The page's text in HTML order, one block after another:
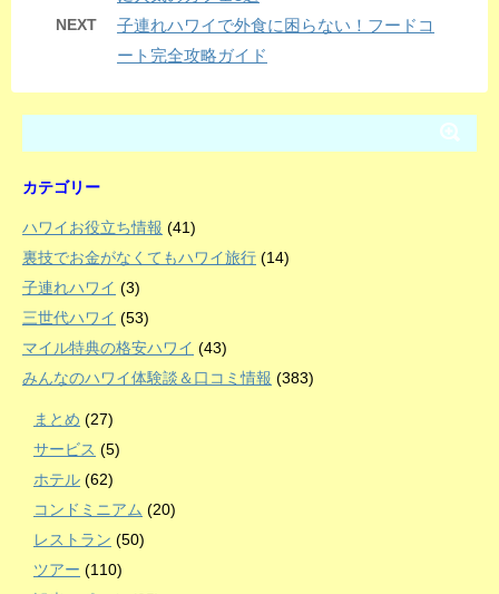
NEXT
子連れハワイで外食に困らない！フードコ
ート完全攻略ガイド
カテゴリー
ハワイお役立ち情報 (41)
裏技でお金がなくてもハワイ旅行 (14)
子連れハワイ (3)
三世代ハワイ (53)
マイル特典の格安ハワイ (43)
みんなのハワイ体験談＆口コミ情報 (383)
まとめ (27)
サービス (5)
ホテル (62)
コンドミニアム (20)
レストラン (50)
ツアー (110)